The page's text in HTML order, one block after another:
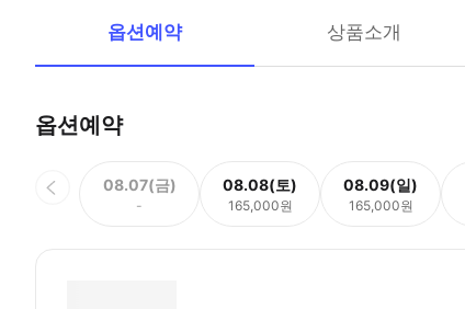
옵션예약 상품소개
옵션예약
08.07(금)
-
08.08(토)
165,000원
08.09(일)
165,000원